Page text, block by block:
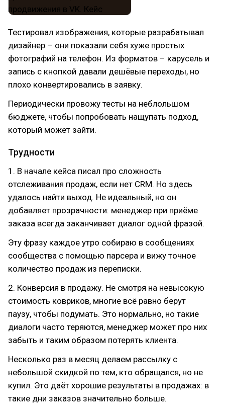
Тестировал изображения, которые разрабатывал
дизайнер – они показали себя хуже простых
фотографий на телефон. Из форматов – карусель и
запись с кнопкой давали дешёвые переходы, но
плохо конвертировались в заявку.
Периодически провожу тесты на неблольшом
бюджете, чтобы попробовать нащупать подход,
который может зайти.
Трудности
1. В начале кейса писал про сложность
отслеживания продаж, если нет CRM. Но здесь
удалось найти выход. Не идеальный, но он
добавляет прозрачности: менеджер при приёме
заказа всегда заканчивает диалог одной фразой.
Эту фразу каждое утро собираю в сообщениях
сообщества с помощью парсера и вижу точное
количество продаж из переписки.
2. Конверсия в продажу. Не смотря на невысокую
стоимость ковриков, многие всё равно берут
паузу, чтобы подумать. Это нормально, но такие
диалоги часто теряются, менеджер может про них
забыть и таким образом потерять клиента.
Несколько раз в месяц делаем рассылку с
небольшой скидкой по тем, кто обращался, но не
купил. Это даёт хорошие результаты в продажах: в
такие дни заказов значительно больше.